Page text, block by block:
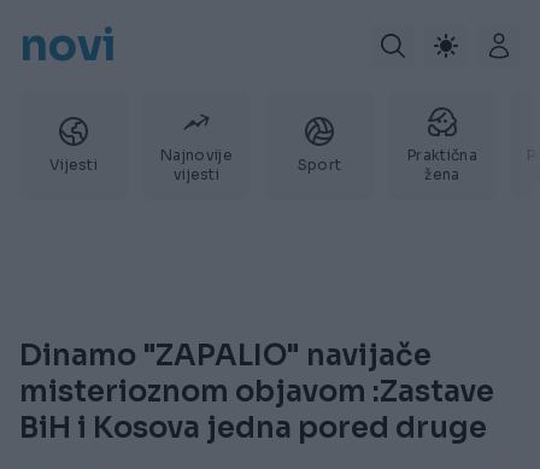
novi
Vijesti
Najnovije
vijesti
Sport
Praktična
žena
Dinamo "ZAPALIO" navijače
misterioznom objavom :Zastave
BiH i Kosova jedna pored druge